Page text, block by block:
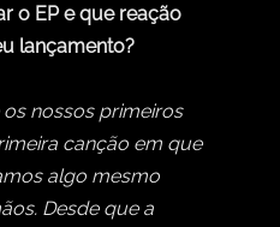
o EP e que reação
lançamento?
nossos primeiros
canção em que
algo mesmo
Desde que a